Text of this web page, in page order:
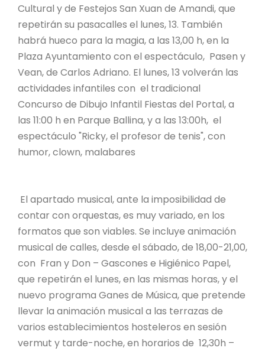
Cultural y de Festejos San Xuan de Amandi, que
repetirán su pasacalles el lunes, 13. También
habrá hueco para la magia, a las 13,00 h, en la
Plaza Ayuntamiento con el espectáculo, Pasen y
Vean, de Carlos Adriano. El lunes, 13 volverán las
actividades infantiles con el tradicional
Concurso de Dibujo Infantil Fiestas del Portal, a
las 11:00 h en Parque Ballina, y a las 13:00h, el
espectáculo "Ricky, el profesor de tenis", con
humor, clown, malabares
El apartado musical, ante la imposibilidad de
contar con orquestas, es muy variado, en los
formatos que son viables. Se incluye animación
musical de calles, desde el sábado, de 18,00-21,00,
con Fran y Don – Gascones e Higiénico Papel,
que repetirán el lunes, en las mismas horas, y el
nuevo programa Ganes de Música, que pretende
llevar la animación musical a las terrazas de
varios establecimientos hosteleros en sesión
vermut y tarde-noche, en horarios de 12,30h –